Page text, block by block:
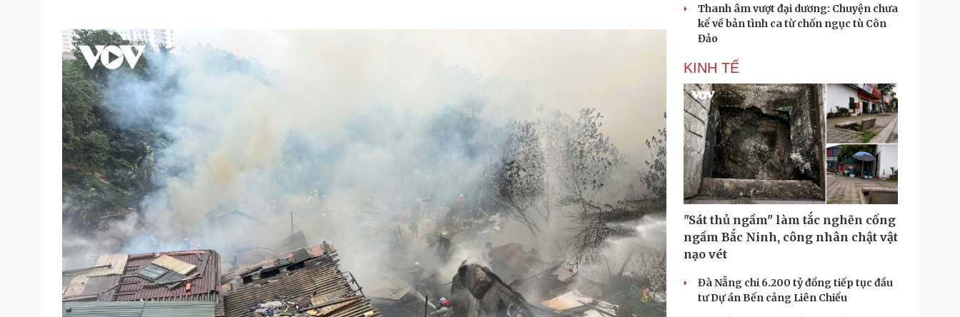
Thanh âm vượt đại dương: Chuyện chưa
kể về bản tình ca từ chốn ngục tù Côn
Đảo
KINH TẾ
"Sát thủ ngầm" làm tắc nghẽn cống
ngầm Bắc Ninh, công nhân chật vật
nạo vét
Đà Nẵng chi 6.200 tỷ đồng tiếp tục đầu
tư Dự án Bến cảng Liên Chiểu